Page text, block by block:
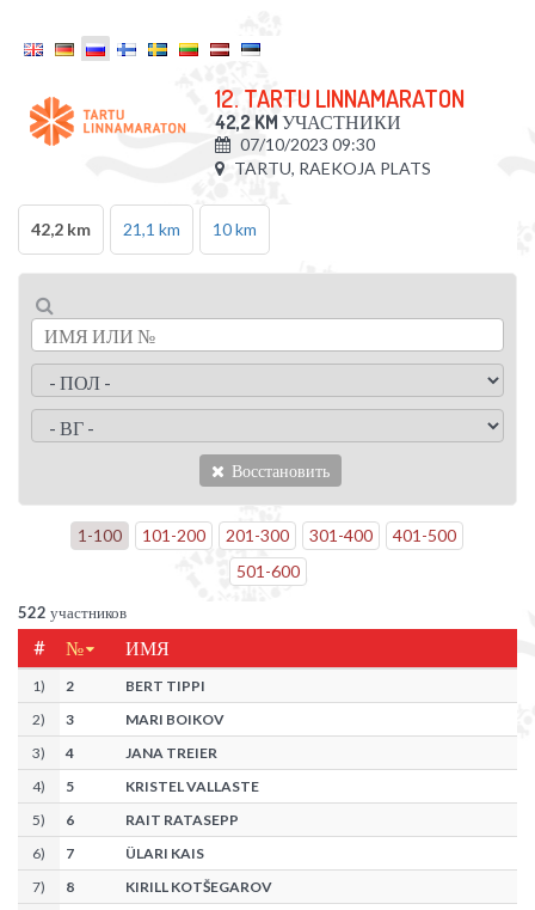
12. TARTU LINNAMARATON
42,2 KM УЧАСТНИКИ
07/10/2023 09:30
TARTU, RAEKOJA PLATS
42,2 km 21,1 km 10 km
Восстановить
1-100 101-200 201-300 301-400 401-500
501-600
522 участников
# № ИМЯ
1) 2
BERT TIPPI
2) 3
MARI BOIKOV
3) 4
JANA TREIER
4) 5
KRISTEL VALLASTE
5) 6
RAIT RATASEPP
6) 7
ÜLARI KAIS
7) 8
KIRILL KOTŠEGAROV